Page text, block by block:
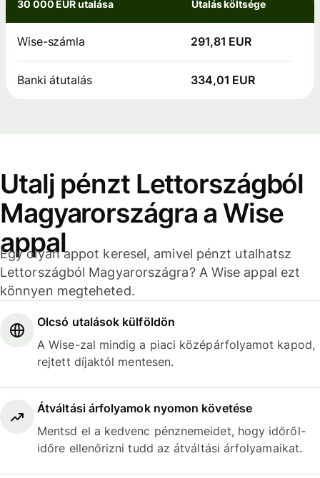
30 000 EUR utalása Utalás költsége
Wise-számla 291,81 EUR
Banki átutalás 334,01 EUR
Utalj pénzt Lettországból
Magyarországra a Wise
appal
Egy olyan appot keresel, amivel pénzt utalhatsz
Lettországból Magyarországra? A Wise appal ezt
könnyen megteheted.
Olcsó utalások külföldön
A Wise-zal mindig a piaci középárfolyamot kapod,
rejtett díjaktól mentesen.
Átváltási árfolyamok nyomon követése
Mentsd el a kedvenc pénznemeidet, hogy időről-
időre ellenőrizni tudd az átváltási árfolyamaikat.